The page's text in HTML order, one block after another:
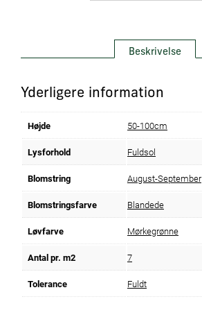
Beskrivelse
Yderligere information
Højde 50-100cm
Lysforhold Fuldsol
Blomstring August-September
Blomstringsfarve Blandede
Løvfarve Mørkegrønne
Antal pr. m2 7
Tolerance Fuldt